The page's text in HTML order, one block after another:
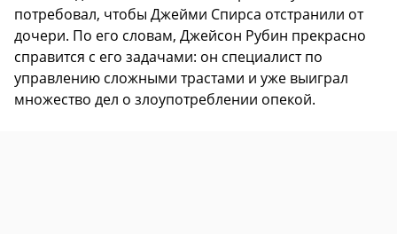
потребовал, чтобы Джейми Спирса отстранили от
дочери. По его словам, Джейсон Рубин прекрасно
справится с его задачами: он специалист по
управлению сложными трастами и уже выиграл
множество дел о злоупотреблении опекой.